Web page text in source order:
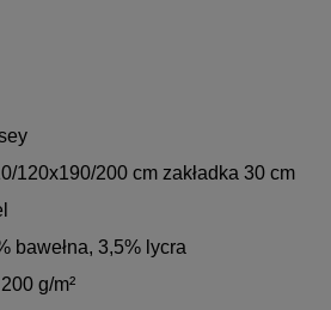
120x190/200 cm zakładka 30 cm
bawełna, 3,5% lycra
200 g/m²